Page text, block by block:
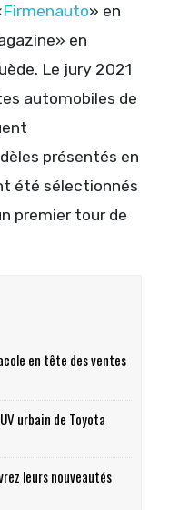
Firmenauto» en
en
Le jury 2021
automobiles de
présentés en
été sélectionnés
premier tour de
en tête des ventes
urbain de Toyota
leurs nouveautés